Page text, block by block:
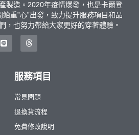
製造。2020年疫情爆發，也是卡爾登
重”心”出發，致力提升服務項目和品
，也努力帶給大家更好的穿著體驗。
服務項目
常見問題
退換貨流程
免費修改說明